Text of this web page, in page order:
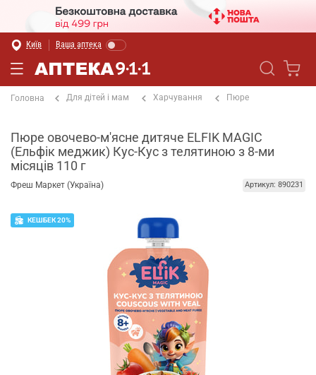
Київ Ваша аптека
Головна Для дітей і мам Харчування Пюре
Пюре овочево-м'ясне дитяче ELFIK MAGIC
(Ельфік меджик) Кус-Кус з телятиною з 8-ми
місяців 110 г
Фреш Маркет (Україна) Артикул: 890231
КЕШБЕК 20%